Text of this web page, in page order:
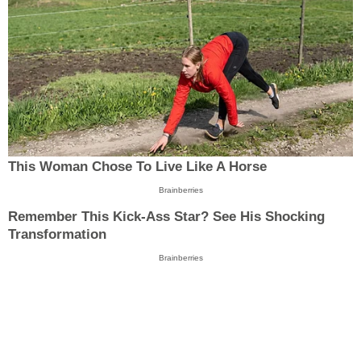
This Woman Chose To Live Like A Horse
Brainberries
Remember This Kick-Ass Star? See His Shocking
Transformation
Brainberries